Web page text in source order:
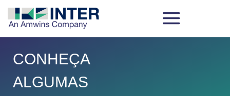
CONHEÇA
ALGUMAS